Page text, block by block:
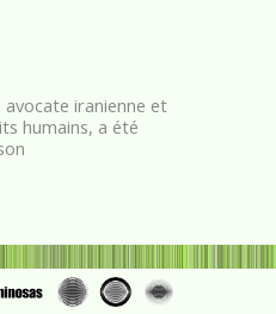
iranienne et
humains, a été